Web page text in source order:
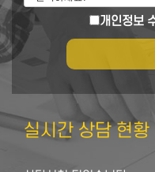
개인정보
실시간 상담 현황